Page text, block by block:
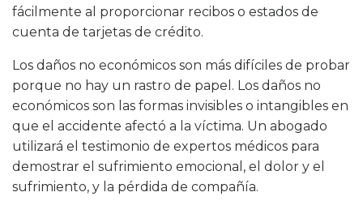
fácilmente al proporcionar recibos o estados de
cuenta de tarjetas de crédito.
Los daños no económicos son más difíciles de probar
porque no hay un rastro de papel. Los daños no
económicos son las formas invisibles o intangibles en
que el accidente afectó a la víctima. Un abogado
utilizará el testimonio de expertos médicos para
demostrar el sufrimiento emocional, el dolor y el
sufrimiento, y la pérdida de compañía.